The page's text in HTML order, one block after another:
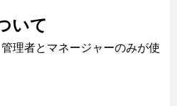
いて
理者とマネージャーのみが使